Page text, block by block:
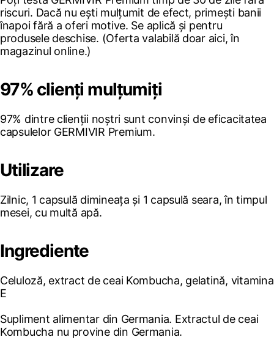
riscuri. Dacă nu ești mulțumit de efect, primești banii
înapoi fără a oferi motive. Se aplică și pentru
produsele deschise. (Oferta valabilă doar aici, în
magazinul online.)
97% clienți mulțumiți
97% dintre clienții noștri sunt convinși de eficacitatea
capsulelor GERMIVIR Premium.
Utilizare
Zilnic, 1 capsulă dimineața și 1 capsulă seara, în timpul
mesei, cu multă apă.
Ingrediente
Celuloză, extract de ceai Kombucha, gelatină, vitamina
E
Supliment alimentar din Germania. Extractul de ceai
Kombucha nu provine din Germania.